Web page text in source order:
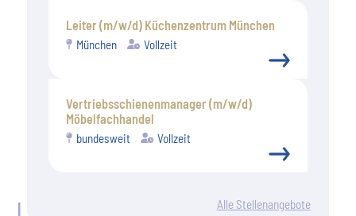
Leiter (m/w/d) Küchenzentrum München
München Vollzeit
Vertriebsschienenmanager (m/w/d)
Möbelfachhandel
bundesweit Vollzeit
Alle Stellenangebote